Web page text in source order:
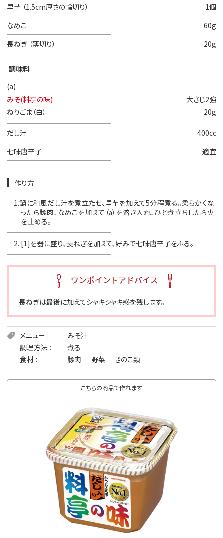
里芋 （1.5cm厚さの輪切り）
1個
なめこ
60g
長ねぎ （薄切り）
20g
調味料
(a)
みそ(料亭の味)
大さじ2強
ねりごま（白）
20g
だし汁
400cc
七味唐辛子
適宜
作り方
1.鍋に和風だし汁を煮立たせ、里芋を加えて5分程煮る。柔らかくな
ったら豚肉、なめこを加えて（a）を溶き入れ、ひと煮立ちしたら火
を止める。
2. [1]を器に盛り、長ねぎを加えて、好みで七味唐辛子をふる。
長ねぎは最後に加えてシャキシャキ感を残します。
メニュー
みそ汁
調理方法
煮る
食材
豚肉 野菜 きのこ類
こちらの商品で作れます